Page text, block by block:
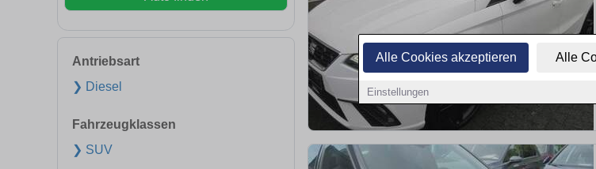
Alle Cookies akzeptieren Alle
Einstellungen
Antriebsart
❯ Diesel
Fahrzeugklassen
❯ SUV